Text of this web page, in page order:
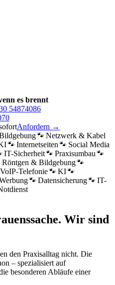
es brennt
54874086
Anfordern →
🐾Netzwerk & Kabel
🐾Internetseiten🐾Social Media
IT-Sicherheit🐾Praxisumbau🐾
Röntgen & Bildgebung🐾
Telefonie🐾KI🐾
🐾Datensicherung🐾IT-
Wir sind
den Praxisalltag nicht. Die
– spezialisiert auf
besonderen Abläufe einer